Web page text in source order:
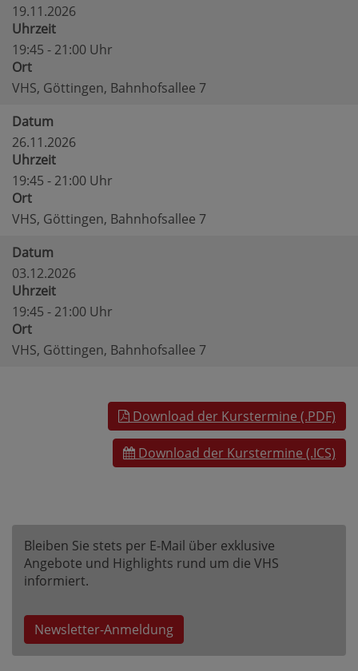
19.11.2026
Uhrzeit
19:45 - 21:00 Uhr
Ort
VHS, Göttingen, Bahnhofsallee 7
Datum
26.11.2026
Uhrzeit
19:45 - 21:00 Uhr
Ort
VHS, Göttingen, Bahnhofsallee 7
Datum
03.12.2026
Uhrzeit
19:45 - 21:00 Uhr
Ort
VHS, Göttingen, Bahnhofsallee 7
Download der Kurstermine (.PDF)
Download der Kurstermine (.ICS)
Bleiben Sie stets per E-Mail über exklusive
Angebote und Highlights rund um die VHS
informiert.
Newsletter-Anmeldung